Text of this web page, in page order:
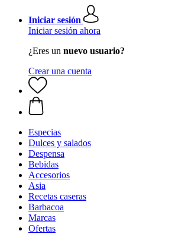
Iniciar sesión
Iniciar sesión ahora
¿Eres un nuevo usuario?
Crear una cuenta
Especias
Dulces y salados
Despensa
Bebidas
Accesorios
Asia
Recetas caseras
Barbacoa
Marcas
Ofertas